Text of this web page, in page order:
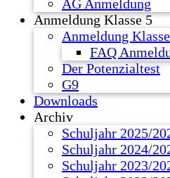
AG Anmeldung
Anmeldung Klasse 5
Anmeldung
FAQ
Der Potenzialtest
G9
Downloads
Archiv
Schuljahr 2025/
Schuljahr 2024/
Schuljahr 2023/